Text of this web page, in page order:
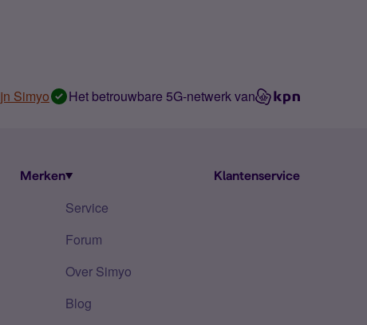
Simyo Het betrouwbare 5G-netwerk van
Merken Klantenservice
Service
Forum
Over Simyo
Blog